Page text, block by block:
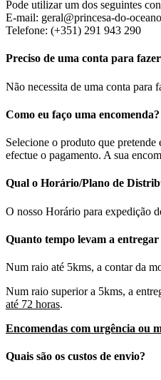
Pode utilizar um dos seguintes
E-mail: geral@princesa-do-
Telefone: (+351) 291 943 290
Preciso de uma conta para
Não necessita de uma conta para
Como eu faço uma encomenda?
Selecione o produto que
efectue o pagamento. A sua
Qual o Horário/Plano de
O nosso Horário para expedição
Quanto tempo levam a entregar
Num raio até 5kms, a contar da
Num raio superior a 5kms, a
até 72 horas.
Encomendas com urgência ou
Quais são os custos de envio?